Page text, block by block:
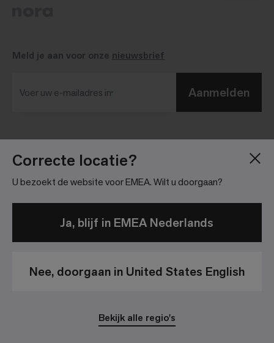
Correcte locatie?
U bezoekt de website voor EMEA. Wilt u doorgaan?
Ja, blijf in EMEA Nederlands
Nee, doorgaan in United States English
Bekijk alle regio's
Over
Vacatures
Community richtlijnen
Meld je aan voor onze nieuwsbrief
Voer uw e-mailadres in​ Aanmelden
© 2026 Interface, Inc. Alle rechten voorbehouden.